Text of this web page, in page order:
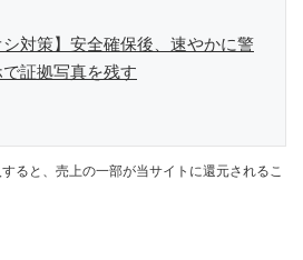
シ対策】安全確保後、速やかに警
証拠写真を残す
ると、売上の一部が当サイトに還元されるこ